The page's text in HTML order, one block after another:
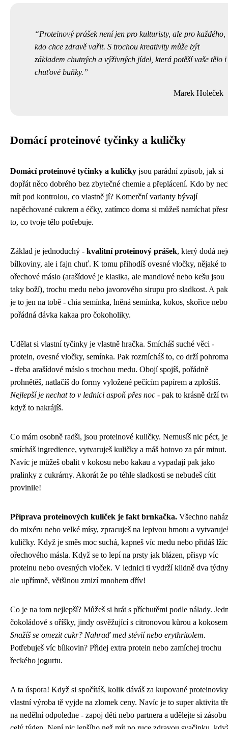
Proteinový prášek není jen pro kulturisty, ale pro každého,
kdo chce zdravě vařit. S trochou kreativity může být
základem chutných a výživných jídel, která potěší vaše tělo i
chuťové buňky.
Marek Holeček
Domácí proteinové tyčinky a kuličky
Domácí proteinové tyčinky a kuličky jsou parádní způsob, jak si
dopřát něco dobrého bez zbytečné chemie a přeplácení. Kdo by
mít pod kontrolou, co vlastně jí? Komerční varianty bývají
napěchované cukrem a éčky, zatímco doma si můžeš namíchat
to, co tvoje tělo potřebuje.
Základ je jednoduchý - kvalitní proteinový prášek, který dodá
bílkoviny, ale i fajn chuť. K tomu přihodíš ovesné vločky, nějaké to
ořechové máslo (arašídové je klasika, ale mandlové nebo kešu jsou
taky boží), trochu medu nebo javorového sirupu pro sladkost. A
je to jen na tobě - chia semínka, lněná semínka, kokos, skořice nebo
pořádná dávka kakaa pro čokoholiky.
Udělat si vlastní tyčinky je vlastně hračka. Smícháš suché věci -
protein, ovesné vločky, semínka. Pak rozmícháš to, co drží
- třeba arašídové máslo s trochou medu. Obojí spojíš, pořádně
prohnětěš, natlačíš do formy vyložené pečícím papírem a zploštíš.
Nejlepší je nechat to v lednici aspoň přes noc - pak to krásně drží
když to nakrájíš.
Co mám osobně radši, jsou proteinové kuličky. Nemusíš nic péct,
smícháš ingredience, vytvaruješ kuličky a máš hotovo za pár minut.
Navíc je můžeš obalit v kokosu nebo kakau a vypadají pak jako
pralinky z cukrárny. Akorát že po téhle sladkosti se nebudeš cítit
provinile!
Příprava proteinových kuliček je fakt brnkačka. Všechno
do mixéru nebo velké mísy, zpracuješ na lepivou hmotu a
kuličky. Když je směs moc suchá, kapneš víc medu nebo přidáš
ořechového másla. Když se to lepí na prsty jak blázen, přisyp víc
proteinu nebo ovesných vloček. V lednici ti vydrží klidně dva
ale upřímně, většinou zmizí mnohem dřív!
Co je na tom nejlepší? Můžeš si hrát s příchutěmi podle nálady.
čokoládové s oříšky, jindy osvěžující s citronovou kůrou a
Snažíš se omezit cukr? Nahraď med stévií nebo erythritolem.
Potřebuješ víc bílkovin? Přidej extra protein nebo zamíchej trochu
řeckého jogurtu.
A ta úspora! Když si spočítáš, kolik dáváš za kupované
vlastní výroba tě vyjde na zlomek ceny. Navíc je to super aktivita
na nedělní odpoledne - zapoj děti nebo partnera a udělejte si zásobu